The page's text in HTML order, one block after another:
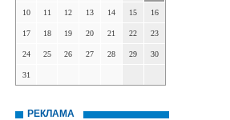
10 11 12 13 14 15 16
17 18 19 20 21 22 23
24 25 26 27 28 29 30
31
РЕКЛАМА